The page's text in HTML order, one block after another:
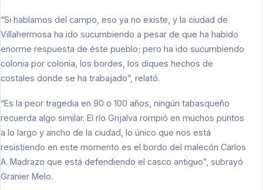
“Si hablamos del campo, eso ya no existe, y la ciudad de
Villahermosa ha ido sucumbiendo a pesar de que ha habido
enorme respuesta de éste pueblo; pero ha ido sucumbiendo
colonia por colonia, los bordes, los diques hechos de
costales donde se ha trabajado”, relató.
“Es la peor tragedia en 90 o 100 años, ningún tabasqueño
recuerda algo similar. El río Grijalva rompió en muchos puntos
a lo largo y ancho de la ciudad, lo único que nos está
resistiendo en este momento es el bordo del malecón Carlos
A. Madrazo que está defendiendo el casco antiguo”, subrayó
Granier Melo.